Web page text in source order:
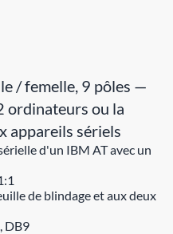
/ femelle, 9 pôles —
ordinateurs ou la
appareils sériels
d'un IBM AT avec un
de blindage et aux deux
DB9